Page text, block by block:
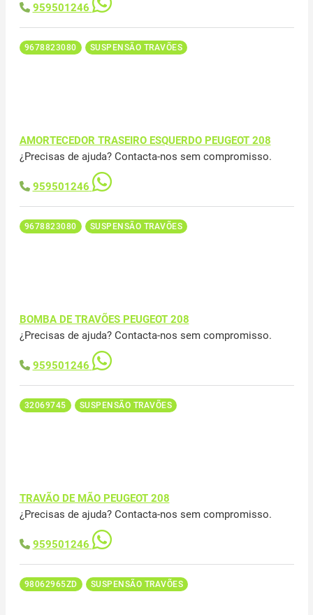
959501246
9678823080 SUSPENSÃO TRAVÕES
AMORTECEDOR TRASEIRO ESQUERDO PEUGEOT 208
¿Precisas de ajuda? Contacta-nos sem compromisso.
959501246
9678823080 SUSPENSÃO TRAVÕES
BOMBA DE TRAVÕES PEUGEOT 208
¿Precisas de ajuda? Contacta-nos sem compromisso.
959501246
32069745 SUSPENSÃO TRAVÕES
TRAVÃO DE MÃO PEUGEOT 208
¿Precisas de ajuda? Contacta-nos sem compromisso.
959501246
98062965ZD SUSPENSÃO TRAVÕES